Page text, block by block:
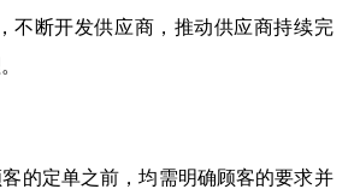
不断开发供应商，推动供应商持续完
的定单之前，均需明确顾客的要求并